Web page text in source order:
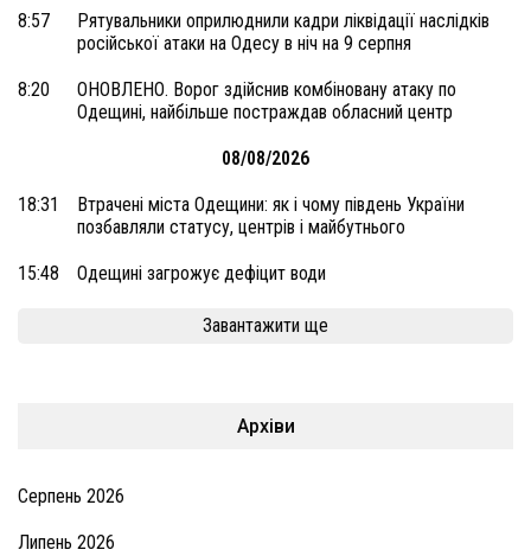
8:57
Рятувальники оприлюднили кадри ліквідації наслідків
російської атаки на Одесу в ніч на 9 серпня
8:20
ОНОВЛЕНО. Ворог здійснив комбіновану атаку по
Одещині, найбільше постраждав обласний центр
08/08/2026
18:31
Втрачені міста Одещини: як і чому південь України
позбавляли статусу, центрів і майбутнього
15:48 Одещині загрожує дефіцит води
Завантажити ще
Архіви
Серпень 2026
Липень 2026